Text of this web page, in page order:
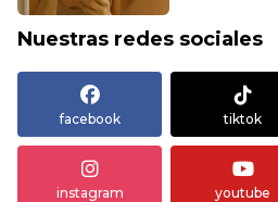
Nuestras redes sociales
facebook tiktok
instagram youtube